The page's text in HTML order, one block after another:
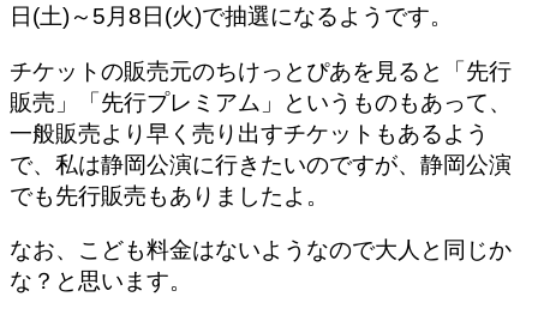
日(土)～5月8日(火)で抽選になるようです。
チケットの販売元のちけっとぴあを見ると「先行
販売」「先行プレミアム」というものもあって、
一般販売より早く売り出すチケットもあるよう
で、私は静岡公演に行きたいのですが、静岡公演
でも先行販売もありましたよ。
なお、こども料金はないようなので大人と同じか
な？と思います。